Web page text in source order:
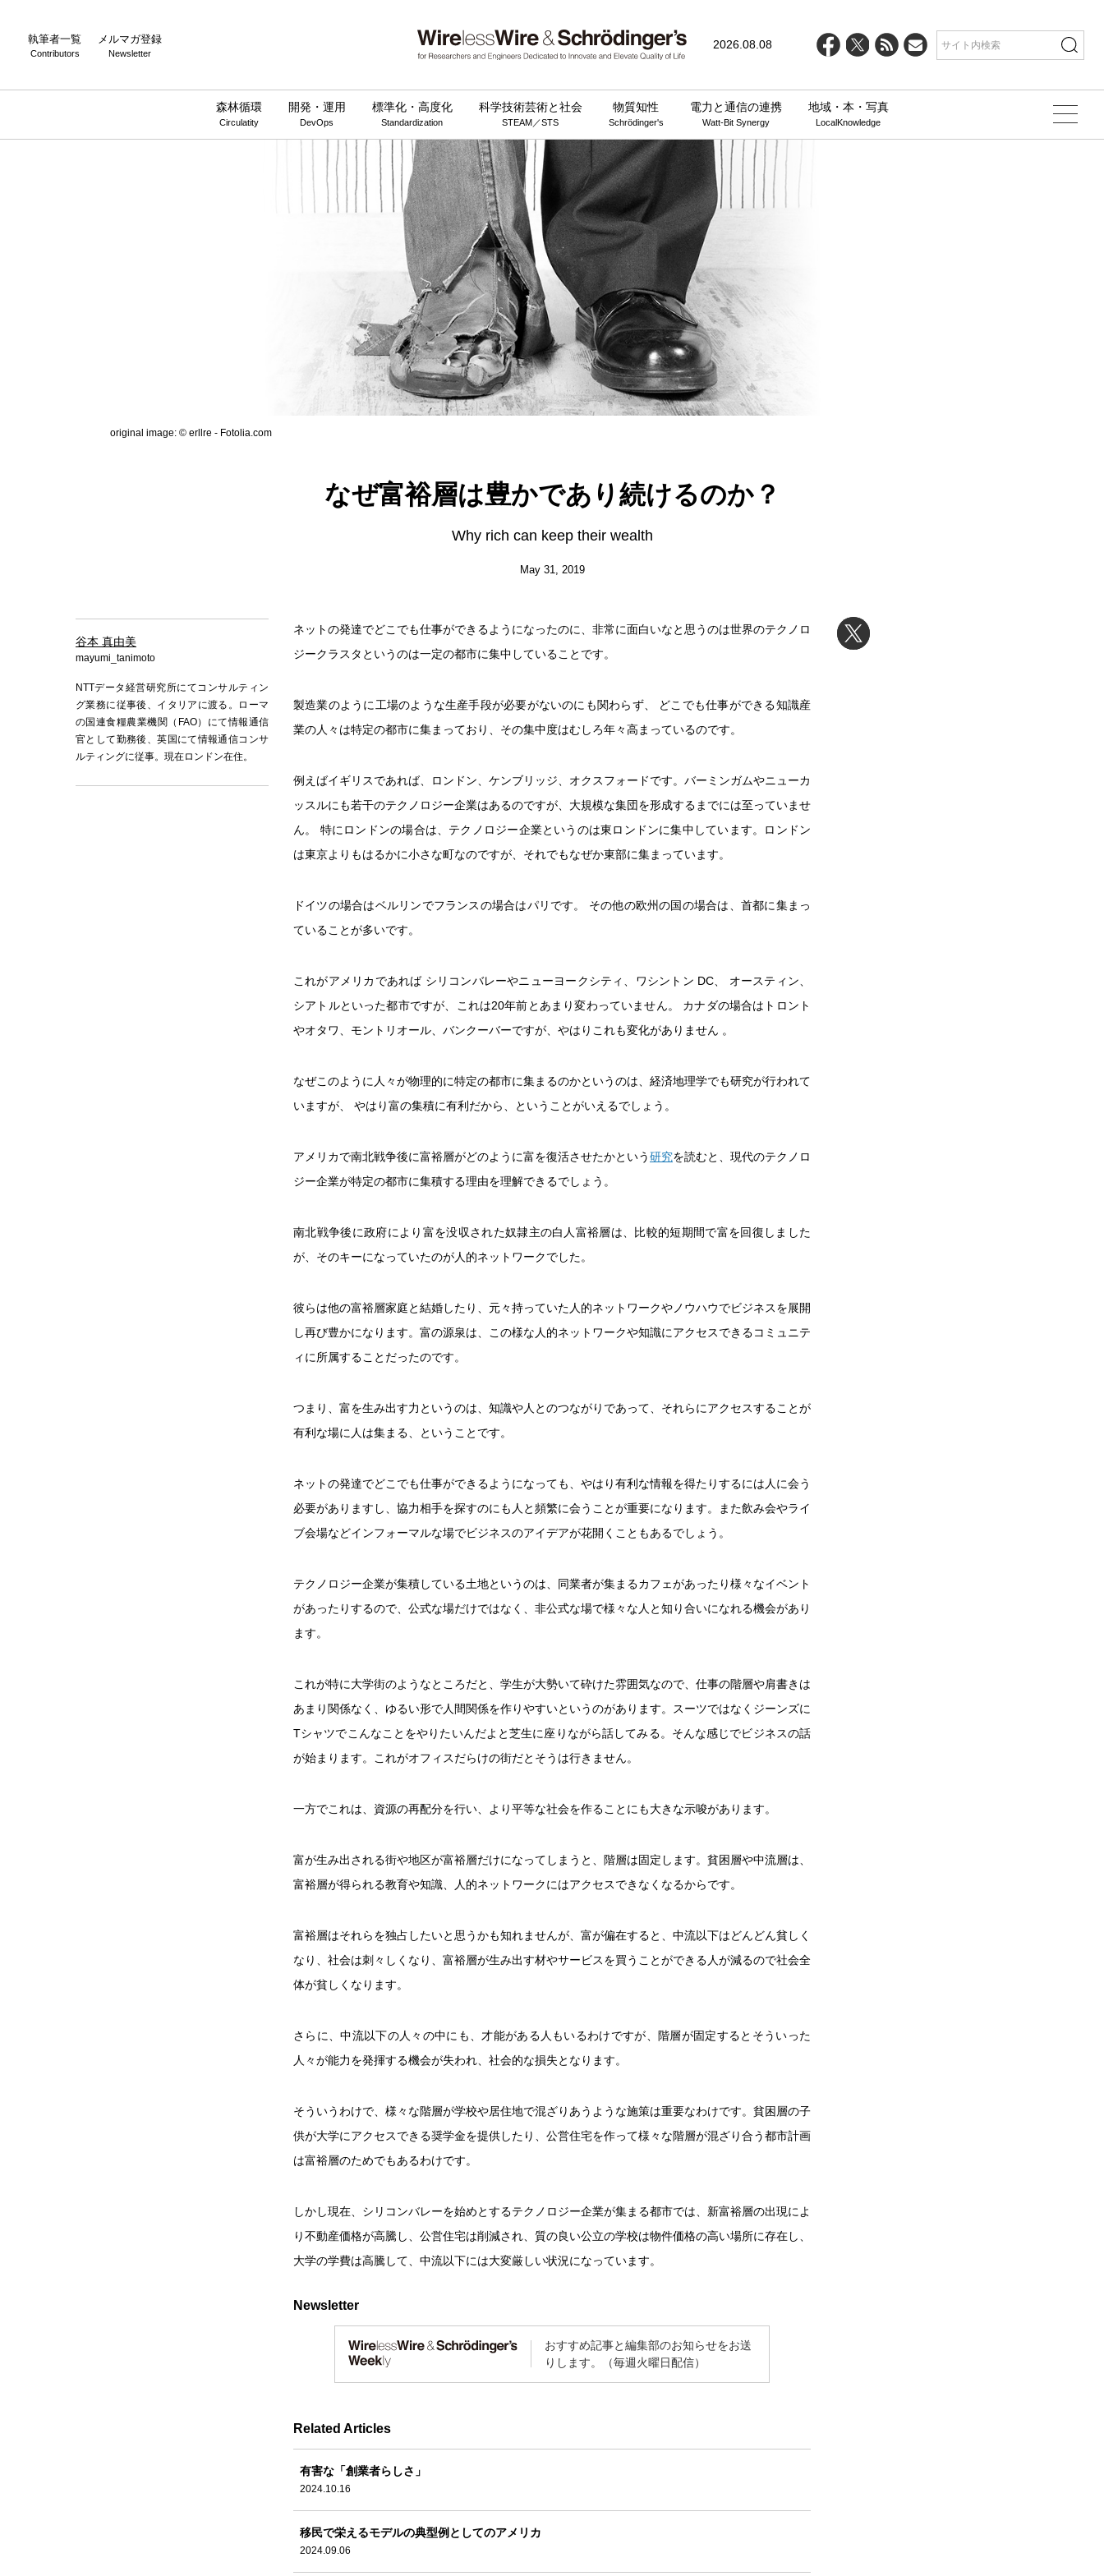
執筆者一覧
Contributors
メルマガ登録
Newsletter
2026.08.08
森林循環
Circulatity
開発・運用
DevOps
標準化・高度化
Standardization
科学技術芸術と社会
STEAM／STS
物質知性
Schrödinger's
電力と通信の連携
Watt-Bit Synergy
地域・本・写真
LocalKnowledge
original image: © erllre - Fotolia.com
なぜ富裕層は豊かであり続けるのか？
Why rich can keep their wealth
May 31, 2019
谷本 真由美
mayumi_tanimoto
NTTデータ経営研究所にてコンサルティン
グ業務に従事後、イタリアに渡る。ローマ
の国連食糧農業機関（FAO）にて情報通信
官として勤務後、英国にて情報通信コンサ
ルティングに従事。現在ロンドン在住。
ネットの発達でどこでも仕事ができるようになったのに、非常に面白いなと思うのは世界のテクノロ
ジークラスタというのは一定の都市に集中していることです。
製造業のように工場のような生産手段が必要がないのにも関わらず、 どこでも仕事ができる知識産
業の人々は特定の都市に集まっており、その集中度はむしろ年々高まっているのです。
例えばイギリスであれば、ロンドン、ケンブリッジ、オクスフォードです。バーミンガムやニューカ
ッスルにも若干のテクノロジー企業はあるのですが、大規模な集団を形成するまでには至っていませ
ん。 特にロンドンの場合は、テクノロジー企業というのは東ロンドンに集中しています。ロンドン
は東京よりもはるかに小さな町なのですが、それでもなぜか東部に集まっています。
ドイツの場合はベルリンでフランスの場合はパリです。 その他の欧州の国の場合は、首都に集まっ
ていることが多いです。
これがアメリカであれば シリコンバレーやニューヨークシティ、ワシントン DC、 オースティン、
シアトルといった都市ですが、これは20年前とあまり変わっていません。 カナダの場合はトロント
やオタワ、モントリオール、バンクーバーですが、やはりこれも変化がありません 。
なぜこのように人々が物理的に特定の都市に集まるのかというのは、経済地理学でも研究が行われて
いますが、 やはり富の集積に有利だから、ということがいえるでしょう。
アメリカで南北戦争後に富裕層がどのように富を復活させたかという研究を読むと、現代のテクノロ
ジー企業が特定の都市に集積する理由を理解できるでしょう。
南北戦争後に政府により富を没収された奴隷主の白人富裕層は、比較的短期間で富を回復しました
が、そのキーになっていたのが人的ネットワークでした。
彼らは他の富裕層家庭と結婚したり、元々持っていた人的ネットワークやノウハウでビジネスを展開
し再び豊かになります。富の源泉は、この様な人的ネットワークや知識にアクセスできるコミュニテ
ィに所属することだったのです。
つまり、富を生み出す力というのは、知識や人とのつながりであって、それらにアクセスすることが
有利な場に人は集まる、ということです。
ネットの発達でどこでも仕事ができるようになっても、やはり有利な情報を得たりするには人に会う
必要がありますし、協力相手を探すのにも人と頻繁に会うことが重要になります。また飲み会やライ
ブ会場などインフォーマルな場でビジネスのアイデアが花開くこともあるでしょう。
テクノロジー企業が集積している土地というのは、同業者が集まるカフェがあったり様々なイベント
があったりするので、公式な場だけではなく、非公式な場で様々な人と知り合いになれる機会があり
ます。
これが特に大学街のようなところだと、学生が大勢いて砕けた雰囲気なので、仕事の階層や肩書きは
あまり関係なく、ゆるい形で人間関係を作りやすいというのがあります。スーツではなくジーンズに
Tシャツでこんなことをやりたいんだよと芝生に座りながら話してみる。そんな感じでビジネスの話
が始まります。これがオフィスだらけの街だとそうは行きません。
一方でこれは、資源の再配分を行い、より平等な社会を作ることにも大きな示唆があります。
富が生み出される街や地区が富裕層だけになってしまうと、階層は固定します。貧困層や中流層は、
富裕層が得られる教育や知識、人的ネットワークにはアクセスできなくなるからです。
富裕層はそれらを独占したいと思うかも知れませんが、富が偏在すると、中流以下はどんどん貧しく
なり、社会は刺々しくなり、富裕層が生み出す材やサービスを買うことができる人が減るので社会全
体が貧しくなります。
さらに、中流以下の人々の中にも、才能がある人もいるわけですが、階層が固定するとそういった
人々が能力を発揮する機会が失われ、社会的な損失となります。
そういうわけで、様々な階層が学校や居住地で混ざりあうような施策は重要なわけです。貧困層の子
供が大学にアクセスできる奨学金を提供したり、公営住宅を作って様々な階層が混ざり合う都市計画
は富裕層のためでもあるわけです。
しかし現在、シリコンバレーを始めとするテクノロジー企業が集まる都市では、新富裕層の出現によ
り不動産価格が高騰し、公営住宅は削減され、質の良い公立の学校は物件価格の高い場所に存在し、
大学の学費は高騰して、中流以下には大変厳しい状況になっています。
Newsletter
おすすめ記事と編集部のお知らせをお送
りします。（毎週火曜日配信）
Related Articles
有害な「創業者らしさ」
2024.10.16
移民で栄えるモデルの典型例としてのアメリカ
2024.09.06